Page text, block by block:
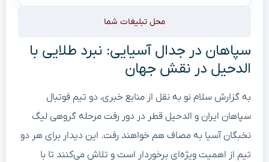
محل تبلیغات شما
سپاهان در جدال آسیایی: نبرد طلایی با
الدحیل در نقش جهان
به گزارش سلام نو به نقل از منابع خبری، دو تیم فوتبال
سپاهان ایران و الدحیل قطر در دور رفت مرحله گروهی لیگ
نخبگان آسیا به مصاف هم خواهند رفت. این دیدار برای هر دو
تیم از اهمیت ویژه‌ای برخوردار است و تلاش می‌کنند تا با